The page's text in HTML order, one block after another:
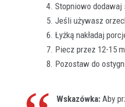
Stopniowo dodawaj
Jeśli używasz
Łyżką nakładaj
Piecz przez 12-15
Pozostaw do
Wskazówka: Aby